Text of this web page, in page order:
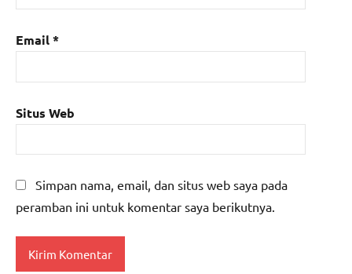
Email*
Situs Web
Simpan nama, email, dan situs web saya pada
peramban ini untuk komentar saya berikutnya.